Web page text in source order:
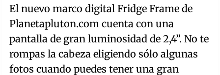
El nuevo marco digital Fridge Frame de
Planetapluton.com cuenta con una
pantalla de gran luminosidad de 2,4”. No te
rompas la cabeza eligiendo sólo algunas
fotos cuando puedes tener una gran